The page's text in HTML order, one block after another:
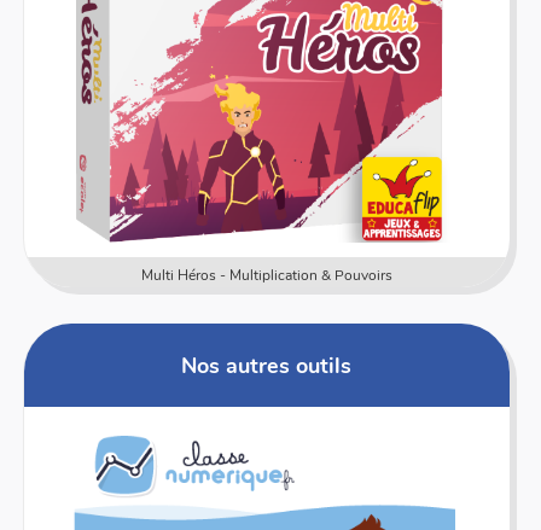
L'addition chef ! - Addition & Mémoire
Nos autres outils